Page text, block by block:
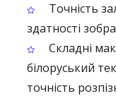
Точність
здатності
Складні
білоруський
точність